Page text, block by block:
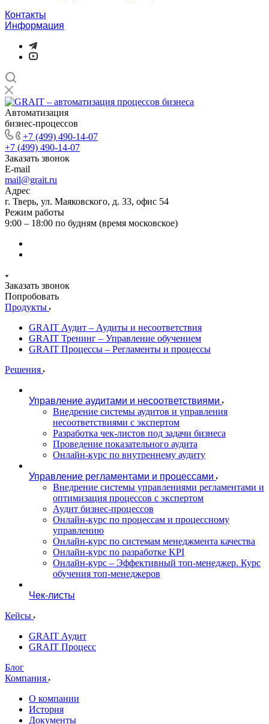
Контакты
Информация
Автоматизация
бизнес-процессов
+7 (499) 490-14-07
+7 (499) 490-14-07
Заказать звонок
E-mail
mail@grait.ru
Адрес
г. Тверь, ул. Маяковского, д. 33, офис 54
Режим работы
9:00 – 18:00 по будням (время московское)
Заказать звонок
Попробовать
Продукты
GRAIT Аудит – Аудиты и несоответствия
GRAIT Тренинг – Управление обучением
GRAIT Процессы – Регламенты и процессы
Решения
Управление аудитами и несоответствиями
Внедрение системы аудитов и управления
несоответствиями с экспертом
Разработка чек-листов под задачи бизнеса
Проведение показательного аудита
Онлайн-курс по внутреннему аудиту
Управление регламентами и процессами
Внедрение системы управлениями регламентами и
оптимизация процессов с экспертом
Аудит бизнес-процессов
Онлайн-курс по процессам и процессному
управлению
Онлайн-курс по системам менеджмента качества
Онлайн-курс по разработке KPI
Онлайн-курс – Эффективный топ-менеджер. Курс
обучения топ-менеджеров
Чек-листы
Кейсы
GRAIT Аудит
GRAIT Процесс
Блог
Компания
О компании
История
Документы